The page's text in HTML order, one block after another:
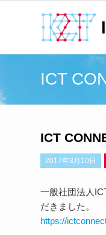
ICT
ICT
2017年3月10日
一般社団法人
だきました。
https://